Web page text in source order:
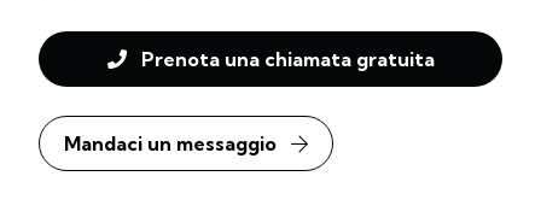
Prenota una chiamata gratuita
Mandaci un messaggio